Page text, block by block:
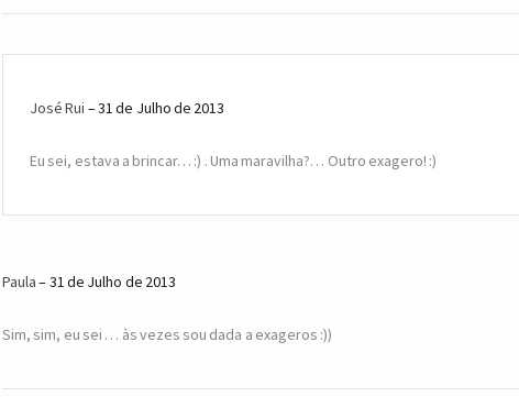
José Rui 31 de Julho de 2013
Eu sei, estava a brincar… :) . Uma maravilha?… Outro exagero! :)
Paula 31 de Julho de 2013
Sim, sim, eu sei … às vezes sou dada a exageros :))